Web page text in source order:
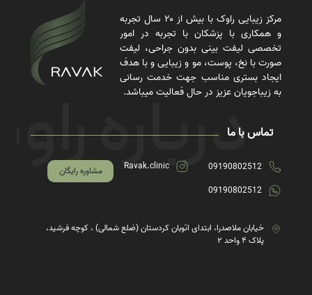
مرکز زیبایی راوک با بیش از ۲۰ سال تجربه
و همکاری با پزشکان با تجربه در امور
تخصصی لیفت بینی بدون جراحی، لیفت
صورت با نخ، پوست، مو و زیبایی و با هدف
ایجاد بستری مناسب جهت خدمت رسانی
به زیباجویان عزیز در حال فعالیت میباشد.
تماس با ما
09190802512
09190802512
Ravak.clinic مشاوره رایگان
خیابان ملاصدرا، ابتدای اتوبان کردستان (ضلع شمالی) ، کوچه فرشید،
پلاک ۴ واحد ۲